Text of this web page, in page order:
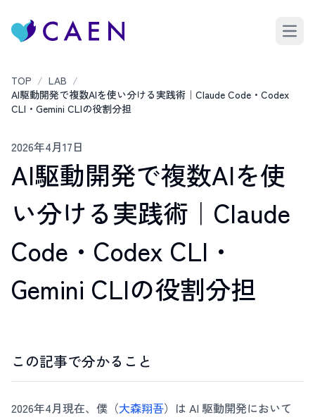
Open
TOP / LAB /
AI駆動開発で複数AIを使い分ける実践術｜Claude Code・Codex
CLI・Gemini CLIの役割分担
2026年4月17日
AI駆動開発で複数AIを使
い分ける実践術｜Claude
Code・Codex CLI・
Gemini CLIの役割分担
この記事で分かること
2026年4月現在、僕（大森翔吾）は AI 駆動開発において